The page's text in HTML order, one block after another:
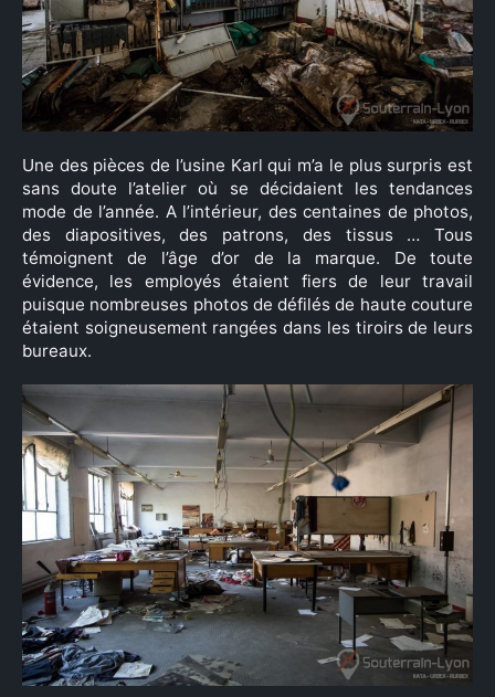
Une des pièces de l’usine Karl qui m’a le plus surpris est
sans doute l’atelier où se décidaient les tendances
mode de l’année. A l’intérieur, des centaines de photos,
des diapositives, des patrons, des tissus … Tous
témoignent de l’âge d’or de la marque. De toute
évidence, les employés étaient fiers de leur travail
puisque nombreuses photos de défilés de haute couture
étaient soigneusement rangées dans les tiroirs de leurs
bureaux.